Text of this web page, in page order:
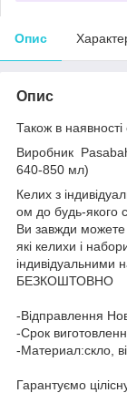
Опис
Опис
Також в
Виробник
640-850 мл)
Келих з
ом до будь-якого
Ви завжди
які келихи і
індивідуальними
БЕЗКОШТОВНО
-Відправлення
-Срок
-Материал:скло,
Гарантуємо